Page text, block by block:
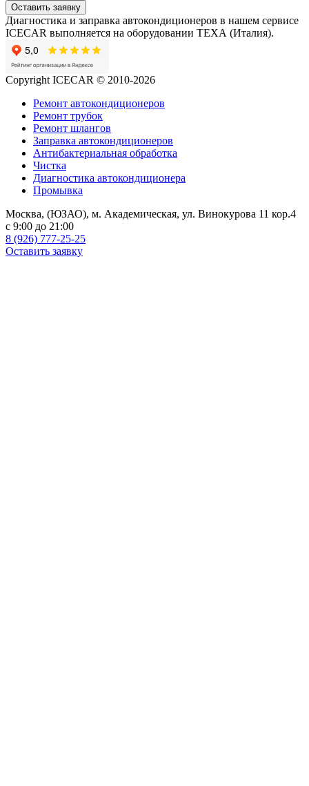
Оставить заявку
Диагностика и заправка автокондиционеров в нашем сервисе
ICECAR выполняется на оборудовании ТЕХА (Италия).
Copyright ICECAR © 2010-2026
Ремонт автокондиционеров
Ремонт трубок
Ремонт шлангов
Заправка автокондиционеров
Антибактериальная обработка
Чистка
Диагностика автокондиционера
Промывка
Москва, (ЮЗАО), м. Академическая, ул. Винокурова 11 кор.4
c 9:00 до 21:00
8 (926) 777-25-25
Оставить заявку